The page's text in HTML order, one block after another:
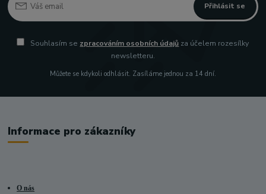
Přihlásit se
Souhlasím se zpracováním osobních údajů za účelem rozesílky
newsletteru.
Můžete se kdykoli odhlásit. Zasíláme jednou za 14 dní.
Informace pro zákazníky
O nás